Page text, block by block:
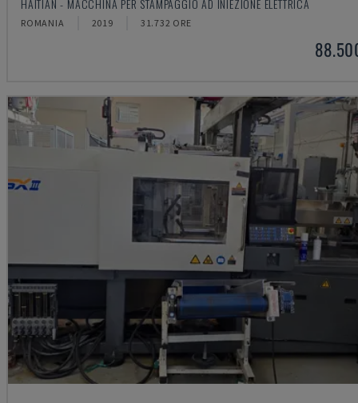
HAITIAN - MACCHINA PER STAMPAGGIO AD INIEZIONE ELETTRICA
ROMANIA 2019 31.732 ORE